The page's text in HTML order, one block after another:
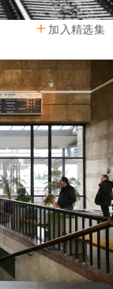
加入精选集